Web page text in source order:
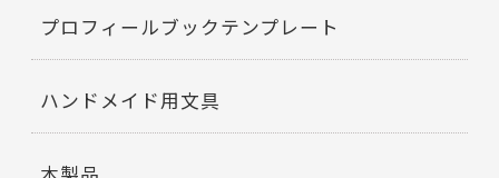
プロフィールブックテンプレート
ハンドメイド用文具